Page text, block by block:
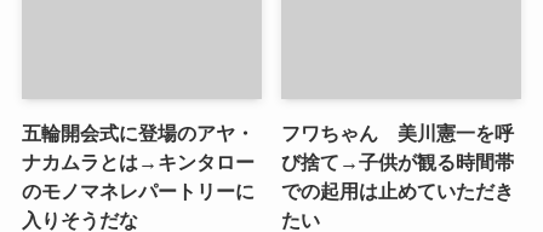
五輪開会式に登場のアヤ・
ナカムラとは→キンタロー
のモノマネレパートリーに
入りそうだな
フワちゃん 美川憲一を呼
び捨て→子供が観る時間帯
での起用は止めていただき
たい